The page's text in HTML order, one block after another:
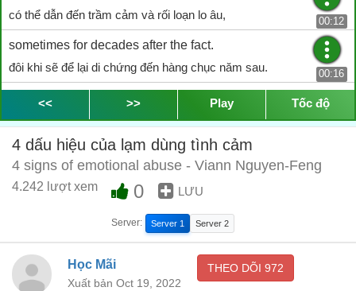
có thể dẫn đến trầm cảm và rối loạn lo âu,
00:12
sometimes for decades after the fact.
đôi khi sẽ để lại di chứng đến hàng chục năm sau.
00:16
Broadly speaking, emotional abuse involves one person
controlling another
Nói chung, bạo hành tinh thần là việc một người kiểm soát người
khác
00:20
by undermining their sense of self-worth and personal
bằng cách làm tổn thương lòng tự trọng và quyền riêng tư của họ.
But emotionally abusive behaviors can be subtle and difficult
to spot,
<< >> Play Tốc độ
4 dấu hiệu của lạm dùng tình cảm
4 signs of emotional abuse - Viann Nguyen-Feng
4.242 lượt xem 0 LƯU
Server: Server 1 Server 2
Học Mãi
Xuất bản Oct 19, 2022
THEO DÕI 972